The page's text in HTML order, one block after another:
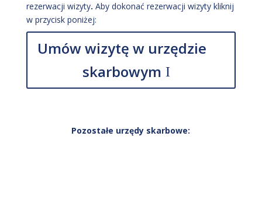
rezerwacji wizyty. Aby dokonać rezerwacji wizyty kliknij
w przycisk poniżej:
Umów wizytę w urzędzie
skarbowym
Pozostałe urzędy skarbowe: